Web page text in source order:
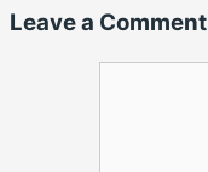
Leave a Comment